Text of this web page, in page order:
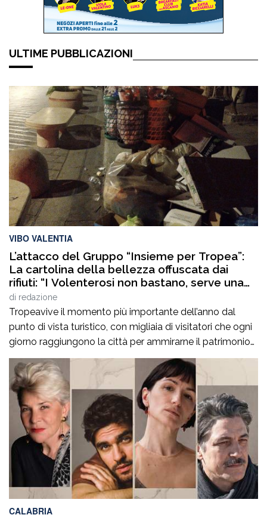
ULTIME PUBBLICAZIONI
VIBO VALENTIA
L’attacco del Gruppo “Insieme per Tropea”:
La cartolina della bellezza offuscata dai
rifiuti: “I Volenterosi non bastano, serve una
gestione strutturata del decoro urbano”
di redazione
Tropeavive il momento più importante dell’anno dal
punto di vista turistico, con migliaia di visitatori che ogni
giorno raggiungono la città per ammirarne il patrimonio
storico, il mare, i panorami e quella bellezza che da
sempre rappresenta uno dei principali biglietti da visita
dellaCalabria. Eppure, proprio nel periodo di massima
affluenza, la realtà che si […]
CALABRIA